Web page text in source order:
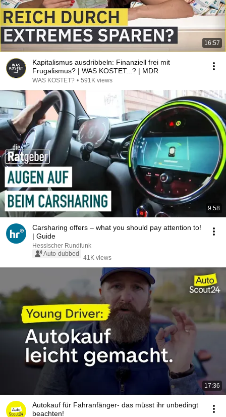
16:57
Kapitalismus ausdribbeln: Finanziell frei mit
Frugalismus? | WAS KOSTET...? | MDR
WAS KOSTET? • 591K views
9:58
Carsharing offers – what you should pay attention to!
| Guide
Hessischer Rundfunk
Auto-dubbed
41K views
17:36
Autokauf für Fahranfänger- das müsst ihr unbedingt
beachten!